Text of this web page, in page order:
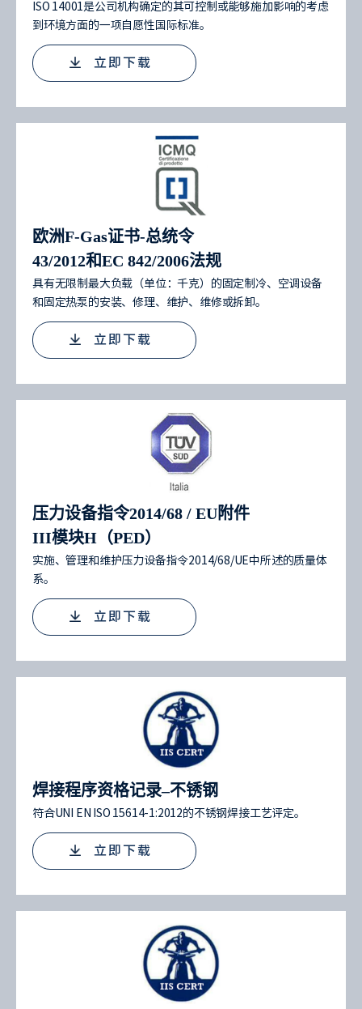
ISO 14001是公司机构确定的其可控制或能够施加影响的考虑
到环境方面的一项自愿性国际标准。
立即下载
欧洲F-Gas证书-总统令
43/2012和EC 842/2006法规
具有无限制最大负载（单位：千克）的固定制冷、空调设备
和固定热泵的安装、修理、维护、维修或拆卸。
立即下载
压力设备指令2014/68 / EU附件
III模块H（PED）
实施、管理和维护压力设备指令2014/68/UE中所述的质量体
系。
立即下载
焊接程序资格记录–不锈钢
符合UNI EN ISO 15614-1:2012的不锈钢焊接工艺评定。
立即下载